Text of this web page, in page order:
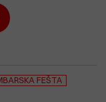
FEŠTA